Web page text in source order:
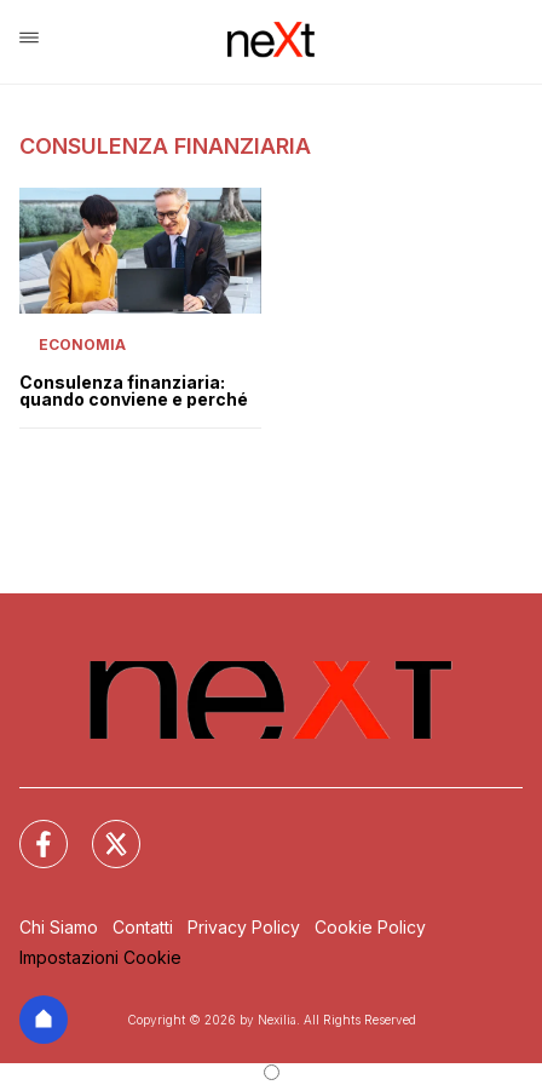
CONSULENZA FINANZIARIA
ECONOMIA
Consulenza finanziaria:
quando conviene e perché
Chi Siamo Contatti Privacy Policy
Cookie Policy
Impostazioni Cookie
Copyright © 2026 by Nexilia. All Rights Reserved